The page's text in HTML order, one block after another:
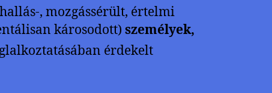
, mozgássérült, értelmi
károsodott) személyek,
érdekelt